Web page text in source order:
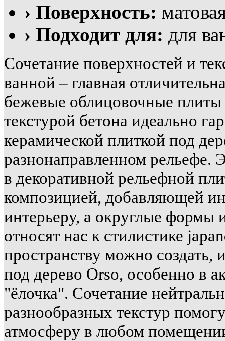
› Поверхность:
› Подходит для: для
Сочетание поверхностей и
ванной – главная
бежевые облицовочные
текстурой бетона идеально
керамической плиткой под
разнонаправленном рельефе.
в декоративной рельефной
композицией, добавляющей
интерьеру, а округлые формы
относят нас к стилистике
пространству можно создать,
под дерево Orso, особенно в
"ёлочка". Сочетание
разнообразных текстур
атмосферу в любом